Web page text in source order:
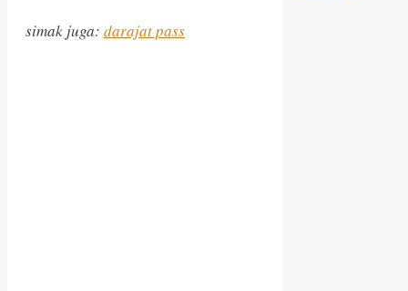
simak juga: darajat pass